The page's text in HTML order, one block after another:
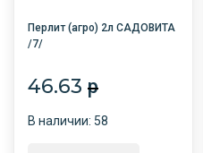
Перлит (агро) 2л САДОВИТА
/7/
46.63 p
В наличии: 58